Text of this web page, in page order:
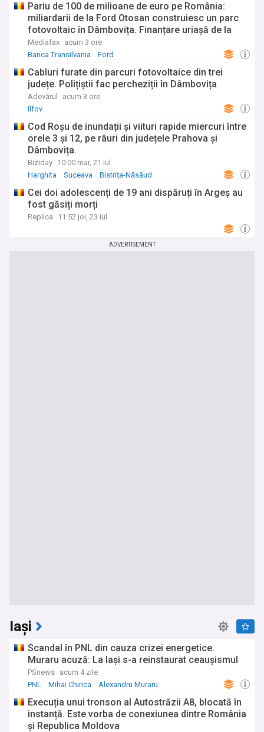
Pariu de 100 de milioane de euro pe România:
miliardarii de la Ford Otosan construiesc un parc
fotovoltaic în Dâmbovița. Finanțare uriașă de la
Banca Transilvania
Mediafax acum 3 ore
Banca Transilvania
Ford
Cabluri furate din parcuri fotovoltaice din trei
județe. Polițiștii fac percheziții în Dâmbovița
Adevărul
acum 3 ore
Ilfov
Cod Roșu de inundații și viituri rapide miercuri între
orele 3 și 12, pe râuri din județele Prahova și
Dâmbovița.
Biziday 10:00 mar, 21 iul
Harghita
Suceava Bistrița-Năsăud
Cei doi adolescenți de 19 ani dispăruți în Argeș au
fost găsiți morți
Replica 11:52 joi, 23 iul
ADVERTISEMENT
Iași
Scandal în PNL din cauza crizei energetice.
Muraru acuză: La Iași s-a reinstaurat ceaușismul
PSnews acum 4 zile
PNL
Mihai Chirica Alexandru Muraru
Execuția unui tronson al Autostrăzii A8, blocată în
instanță. Este vorba de conexiunea dintre România
și Republica Moldova